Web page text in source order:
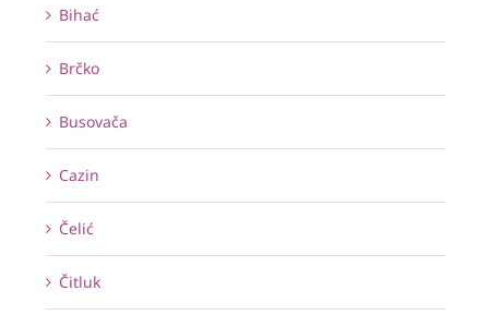
Bihać
Brčko
Busovača
Cazin
Čelić
Čitluk